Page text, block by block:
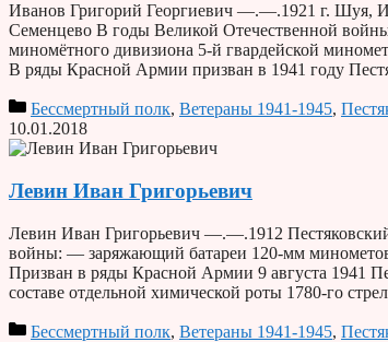
Иванов Григорий Георгиевич —.—.1921 г. Шуя,
Семенцево В годы Великой Отечественной
миномётного дивизиона 5-й гвардейской
В ряды Красной Армии призван в 1941 году
Бессмертный полк, Ветераны 1941-1945,
10.01.2018
Левин Иван Григорьевич
Левин Иван Григорьевич —.—.1912
войны: — заряжающий батареи 120-мм
Призван в ряды Красной Армии 9 августа 1941
составе отдельной химической роты 1780-го
Бессмертный полк, Ветераны 1941-1945,